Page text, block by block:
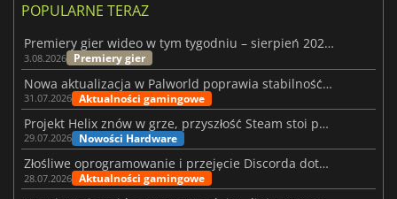
POPULARNE TERAZ
Premiery gier wideo w tym tygodniu – sierpień 2026 r. (32. tydzień)
3.08.2026 Premiery gier
Nowa aktualizacja w Palworld poprawia stabilność Sunreach i walk z bossami
31.07.2026 Aktualności gamingowe
Projekt Helix znów w grze, przyszłość Steam stoi pod znakiem zapytania
29.07.2026 Nowości Hardware
Złośliwe oprogramowanie i przejęcie Discorda dotknęły Meccha Chameleon
28.07.2026 Aktualności gamingowe